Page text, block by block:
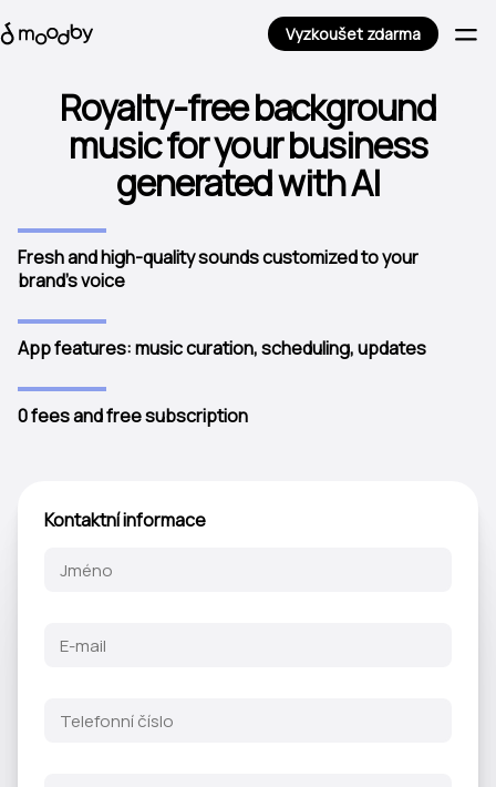
Vyzkoušet zdarma
Royalty-free background
music for your business
generated with AI
Fresh and high-quality sounds customized to your
brand's voice
App features: music curation, scheduling, updates
0 fees and free subscription
Kontaktní informace